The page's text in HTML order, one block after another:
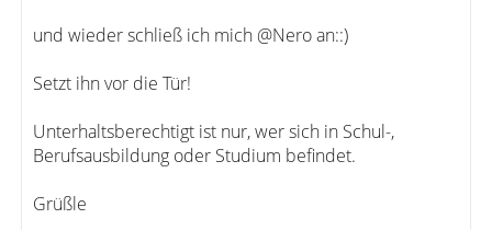
und wieder schließ ich mich @Nero an::)
Setzt ihn vor die Tür!
Unterhaltsberechtigt ist nur, wer sich in Schul-,
Berufsausbildung oder Studium befindet.
Grüßle